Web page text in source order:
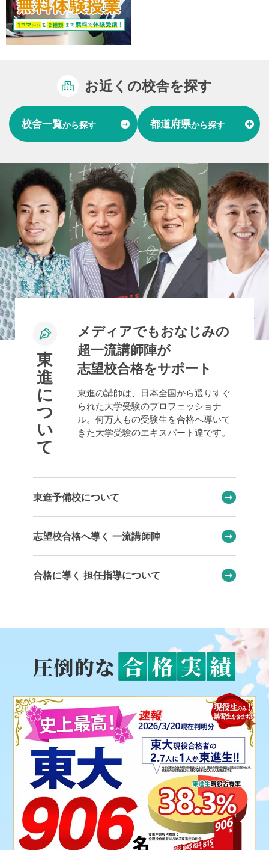
お近くの校舎を探す
校舎一覧から探す 都道府県から探す
東海 愛知県 岐阜県
関西 大阪府 兵庫県
中国 山口県
九州 福岡県 熊本県 長崎県
東
進
に
つ
い
て
メディアでもおなじみの
超一流講師陣が
志望校合格をサポート
東進の講師は、日本全国から選りすぐ
られた大学受験のプロフェッショナ
ル。何万人もの受験生を合格へ導いて
きた大学受験のエキスパート達です。
東進予備校について
志望校合格へ導く 一流講師陣
合格に導く 担任指導について